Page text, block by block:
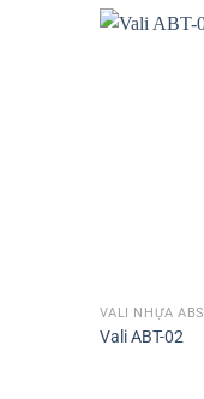
VALI NHỰA ABS
Vali ABT-02